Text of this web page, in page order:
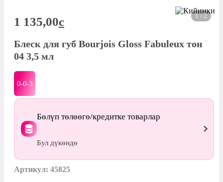
1 / 2
1 135,00c
Блеск для губ Bourjois Gloss Fabuleux тон
04 3,5 мл
0-0-3
Бөлүп төлөөгө/кредитке товарлар
Бул дүкөндө
Артикул: 45825